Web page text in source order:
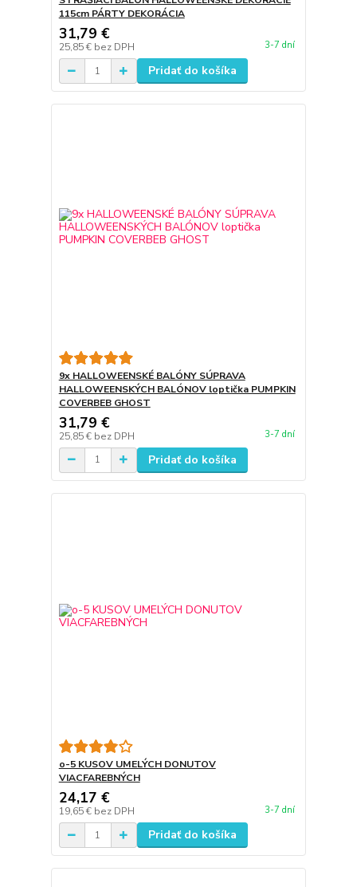
115cm PÁRTY DEKORÁCIA
31,79 €
25,85 € bez DPH 3-7 dní
Pridať do košíka
9x HALLOWEENSKÉ BALÓNY SÚPRAVA
HALLOWEENSKÝCH BALÓNOV loptička PUMPKIN
COVERBEB GHOST
31,79 €
25,85 € bez DPH 3-7 dní
Pridať do košíka
o-5 KUSOV UMELÝCH DONUTOV
VIACFAREBNÝCH
24,17 €
19,65 € bez DPH 3-7 dní
Pridať do košíka